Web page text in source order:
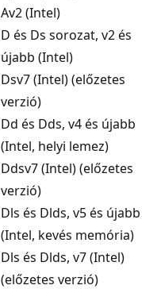
Av2 (Intel)
D és Ds sorozat, v2 és
újabb (Intel)
Dsv7 (Intel) (előzetes
verzió)
Dd és Dds, v4 és újabb
(Intel, helyi lemez)
Ddsv7 (Intel) (előzetes
verzió)
Dls és Dlds, v5 és újabb
(Intel, kevés memória)
Dls és Dlds, v7 (Intel)
(előzetes verzió)